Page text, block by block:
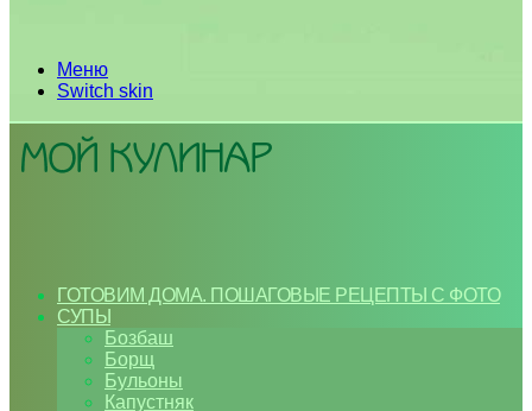
Меню
Switch skin
ГОТОВИМ ДОМА. ПОШАГОВЫЕ РЕЦЕПТЫ С ФОТО
СУПЫ
Бозбаш
Борщ
Бульоны
Капустняк